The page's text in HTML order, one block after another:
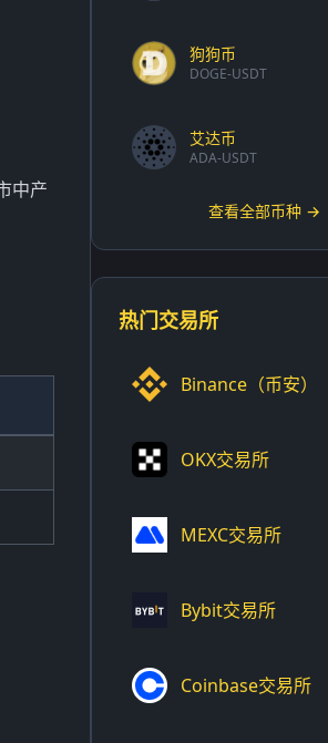
中产
狗狗币
DOGE-USDT
艾达币
ADA-USDT
查看全部币种 →
热门交易所
Binance（币安）
OKX交易所
MEXC交易所
Bybit交易所
Coinbase交易所